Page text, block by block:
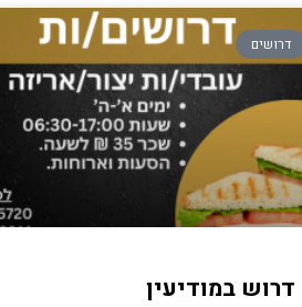
דרושים
דרוש במודיעין